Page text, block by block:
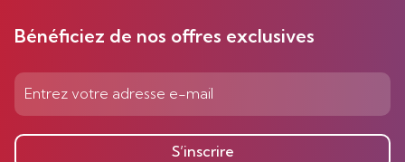
Bénéficiez de nos offres exclusives
S’inscrire